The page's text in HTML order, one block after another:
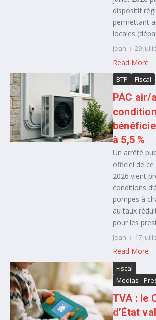
dispositif
permettant
locales
Jean 29
Read More
BTP Fiscal
PAC air/
à 5,5 %
Un arrêté
officiel de
2026 vient
conditions
pompes à
au taux
pour les
Jean 17
Read More
Fiscal
Medias -
TVA : le
d’État